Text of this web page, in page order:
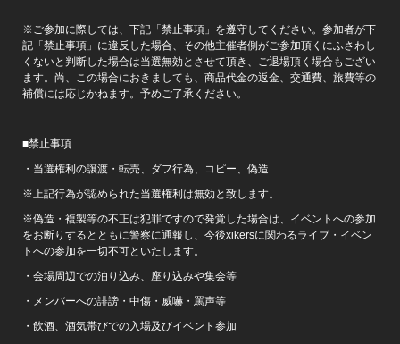
※ご参加に際しては、下記「禁止事項」を遵守してください。参加者が下
記「禁止事項」に違反した場合、その他主催者側がご参加頂くにふさわし
くないと判断した場合は当選無効とさせて頂き、ご退場頂く場合もござい
ます。尚、この場合におきましても、商品代金の返金、交通費、旅費等の
補償には応じかねます。予めご了承ください。
■禁止事項
・当選権利の譲渡・転売、ダフ行為、コピー、偽造
※上記行為が認められた当選権利は無効と致します。
※偽造・複製等の不正は犯罪ですので発覚した場合は、イベントへの参加
をお断りするとともに警察に通報し、今後xikersに関わるライブ・イベン
トへの参加を一切不可といたします。
・会場周辺での泊り込み、座り込みや集会等
・メンバーへの誹謗・中傷・威嚇・罵声等
・飲酒、酒気帯びでの入場及びイベント参加